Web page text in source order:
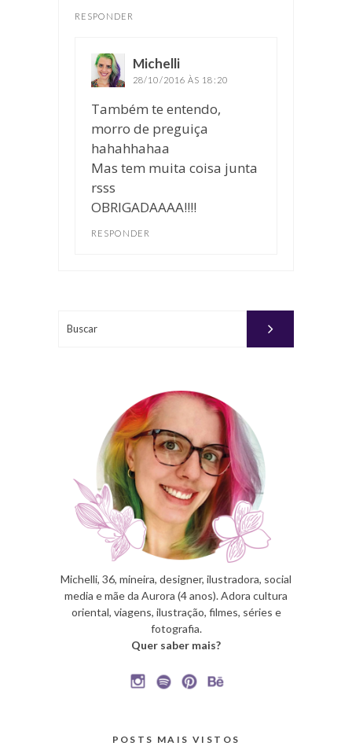
RESPONDER
Michelli
28/10/2016 ÀS 18:20
Também te entendo,
morro de preguiça
hahahhahaa
Mas tem muita coisa junta
rsss
OBRIGADAAAA!!!!
RESPONDER
Michelli, 36, mineira, designer, ilustradora, social
media e mãe da Aurora (4 anos). Adora cultura
oriental, viagens, ilustração, filmes, séries e
fotografia.
Quer saber mais?
POSTS MAIS VISTOS